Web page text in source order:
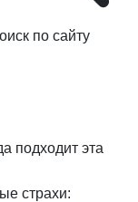
по сайту
подходит эта
страхи: